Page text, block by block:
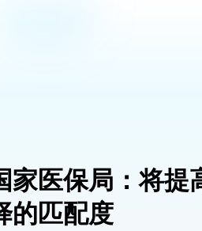
家医保局：将提
的匹配度